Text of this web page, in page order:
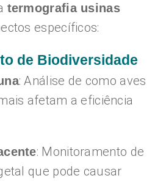
termografia usinas
específicos:
de Biodiversidade
: Análise de como aves
afetam a eficiência
: Monitoramento de
que pode causar